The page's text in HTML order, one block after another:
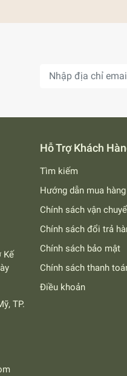
Kế
TP.
Hỗ Trợ Khách
Tìm kiếm
Hướng dẫn mua hàng
Chính sách vận
Chính sách đổi trả
Chính sách bảo mật
Chính sách thanh
Điều khoản